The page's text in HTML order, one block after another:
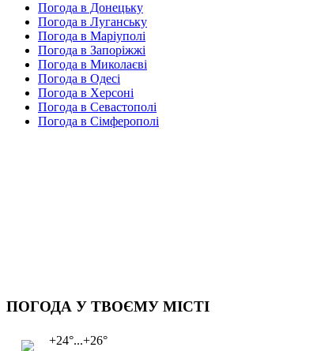
Погода в Донецьку
Погода в Луганську
Погода в Маріуполі
Погода в Запоріжжі
Погода в Миколаєві
Погода в Одесі
Погода в Херсоні
Погода в Севастополі
Погода в Сімферополі
ПОГОДА У ТВОЄМУ МІСТІ
+24°...+26°